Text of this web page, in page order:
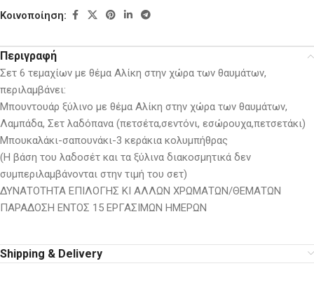
Κοινοποίηση:
Περιγραφή
Σετ 6 τεμαχίων με θέμα Αλίκη στην χώρα των θαυμάτων,
περιλαμβάνει:
Μπουντουάρ ξύλινο με θέμα Αλίκη στην χώρα των θαυμάτων,
Λαμπάδα, Σετ λαδόπανα (πετσέτα,σεντόνι, εσώρουχα,πετσετάκι)
Μπουκαλάκι-σαπουνάκι-3 κεράκια κολυμπήθρας
(Η βάση του λαδοσέτ και τα ξύλινα διακοσμητικά δεν
συμπεριλαμβάνονται στην τιμή του σετ)
ΔΥΝΑΤΟΤΗΤΑ ΕΠΙΛΟΓΗΣ ΚΙ ΑΛΛΩΝ ΧΡΩΜΑΤΩΝ/ΘΕΜΑΤΩΝ
ΠΑΡΑΔΟΣΗ ΕΝΤΟΣ 15 ΕΡΓΑΣΙΜΩΝ ΗΜΕΡΩΝ
Shipping & Delivery